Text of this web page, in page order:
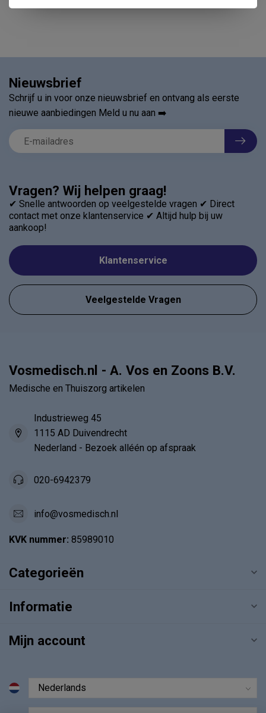
Vragen? Wij helpen graag!
✔ Snelle antwoorden op veelgestelde vragen ✔ Direct
contact met onze klantenservice ✔ Altijd hulp bij uw
aankoop!
Klantenservice
Veelgestelde Vragen
Nieuwsbrief
Schrijf u in voor onze nieuwsbrief en ontvang als eerste
nieuwe aanbiedingen Meld u nu aan ➡️
Vosmedisch.nl - A. Vos en Zoons B.V.
Medische en Thuiszorg artikelen
Industrieweg 45
1115 AD Duivendrecht
Nederland - Bezoek alléén op afspraak
020-6942379
info@vosmedisch.nl
KVK nummer: 85989010
Categorieën
Informatie
Mijn account